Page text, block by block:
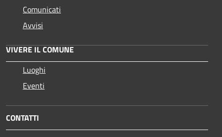
Comunicati
Avvisi
VIVERE IL COMUNE
Luoghi
Eventi
CONTATTI